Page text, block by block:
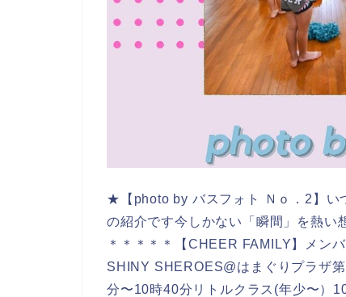
★【photo by バスフォト Ｎｏ．2】い
の紹介です今しかない「瞬間」を熱い
＊＊＊＊＊【CHEER FAMILY】メン
SHINY SHEROES@はまぐりプラザ
分〜10時40分リトルクラス(年少〜）